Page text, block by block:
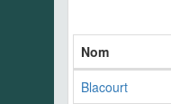
Nom
Blacourt